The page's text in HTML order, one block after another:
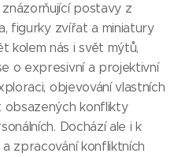
postavy z
figurky zvířat a miniatury
kolem nás i svět mýtů,
o expresivní a projektivní
objevování vlastních
obsazených konflikty
Dochází ale i k
zpracování konfliktních